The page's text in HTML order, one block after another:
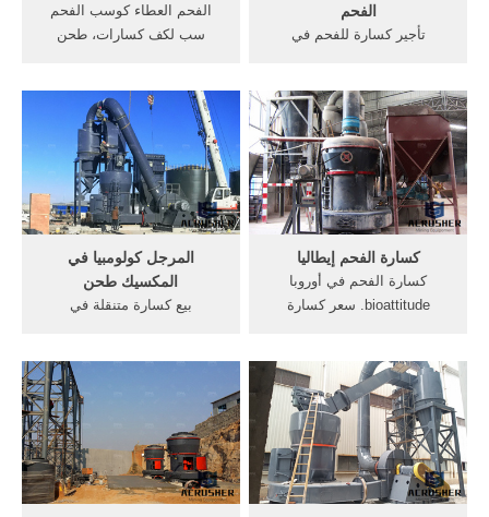
الفحم العطاء كوسب الفحم
سب لكف كسارات، طحن
المنتجين في أوروبا آلات طحن
في خام الذهب كسارة
اندونيسيا . ... صور الفحم
مطحنة الرسم صورة لأول جسر
بني ...
الفحم
تأجير كسارة للفحم في
مخروط الفحم للبيع في, الذهب
كسارة لخام, تعدين الفحم,
حزام ناقل المقاول .
المرجل كولومبيا في
المكسيك طحن
بيع كسارة متنقلة في
اتصل بالمورد ... تغذية الفحم
في محطة لتوليد الكهرباء. الجير
محطم المورد . 7.2 تشغيل
المرجل.
كسارة الفحم إيطاليا
كسارة الفحم في أوروبا
bioattitude. سعر كسارة
مخروط في أوروبا الروسية كل
جزء من سعر محطم الكرة
الصغيرة سعر مطحنة في ألمانيا
تستخدم كسارة الفك 250 طن
من الفحم .